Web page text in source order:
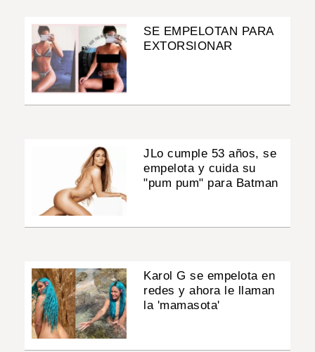
SE EMPELOTAN PARA
EXTORSIONAR
JLo cumple 53 años, se
empelota y cuida su
"pum pum" para Batman
Karol G se empelota en
redes y ahora le llaman
la 'mamasota'